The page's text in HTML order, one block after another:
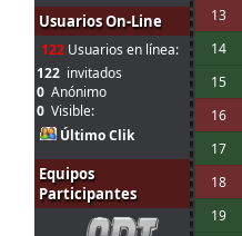
22 jul. 18:06
Ikarus
20 jul. 19:14 A.Bonilla
20 jul. 17:31
Marcos Z.
A.Bonilla
20 jul. 9:52
mitsumeku:
Usuarios On-Line
122 Usuarios en línea:
122 invitados
0 Anónimo
0 Visible:
Último Clik
Equipos
Participantes
13
14
15
16
17
18
19